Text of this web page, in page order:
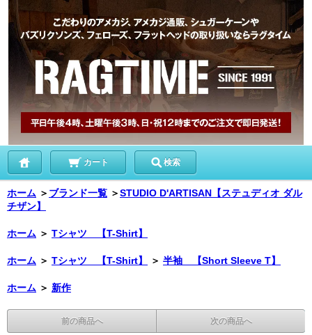
カート 検索
ホーム ＞ ブランド一覧 ＞STUDIO D'ARTISAN【ステュディオ ダル
チザン】
ホーム ＞ Tシャツ 【T-Shirt】
ホーム ＞ Tシャツ 【T-Shirt】 ＞ 半袖 【Short Sleeve T】
ホーム ＞ 新作
前の商品へ 次の商品へ